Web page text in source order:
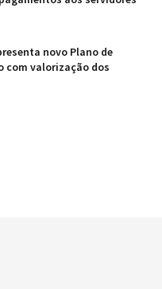
novo Plano de
com valorização dos